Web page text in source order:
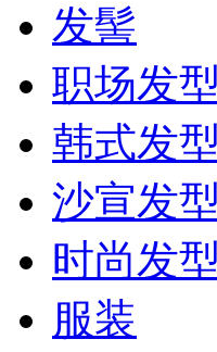
发髻
职场发型
韩式发型
沙宣发型
时尚发型
服装